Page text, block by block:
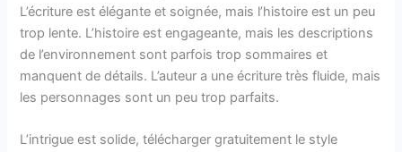
L’écriture est élégante et soignée, mais l’histoire est un peu
trop lente. L’histoire est engageante, mais les descriptions
de l’environnement sont parfois trop sommaires et
manquent de détails. L’auteur a une écriture très fluide, mais
les personnages sont un peu trop parfaits.
L’intrigue est solide, télécharger gratuitement le style